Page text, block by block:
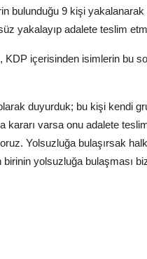
bulunduğu 9 kişi
yakalayıp adalete teslim
KDP içerisinden isimlerin bu
duyurduk; bu kişi kendi
kararı varsa onu adalete
Yolsuzluğa bulaşırsak
birinin yolsuzluğa bulaşması